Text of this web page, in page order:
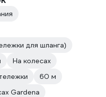
для шланга)
На колесах
60 м
Gardena